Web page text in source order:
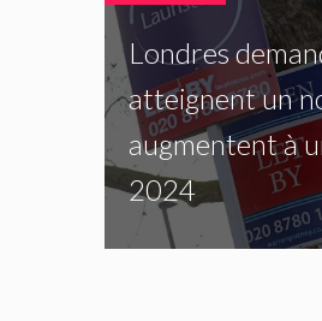
Londres
atteignent un
augmentent à
2024